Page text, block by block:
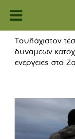
content
Τουλάχιστον
δυνάμεων
ενέργειες στο